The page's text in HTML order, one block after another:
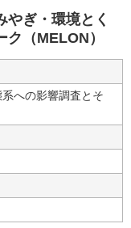
ぎ・環境とく
ク（MELON）
への影響調査とそ